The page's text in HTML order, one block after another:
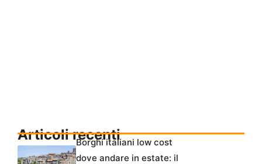
Articoli recentiBorghi italiani low cost
dove andare in estate: il